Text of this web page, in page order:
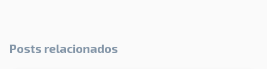
Posts relacionados